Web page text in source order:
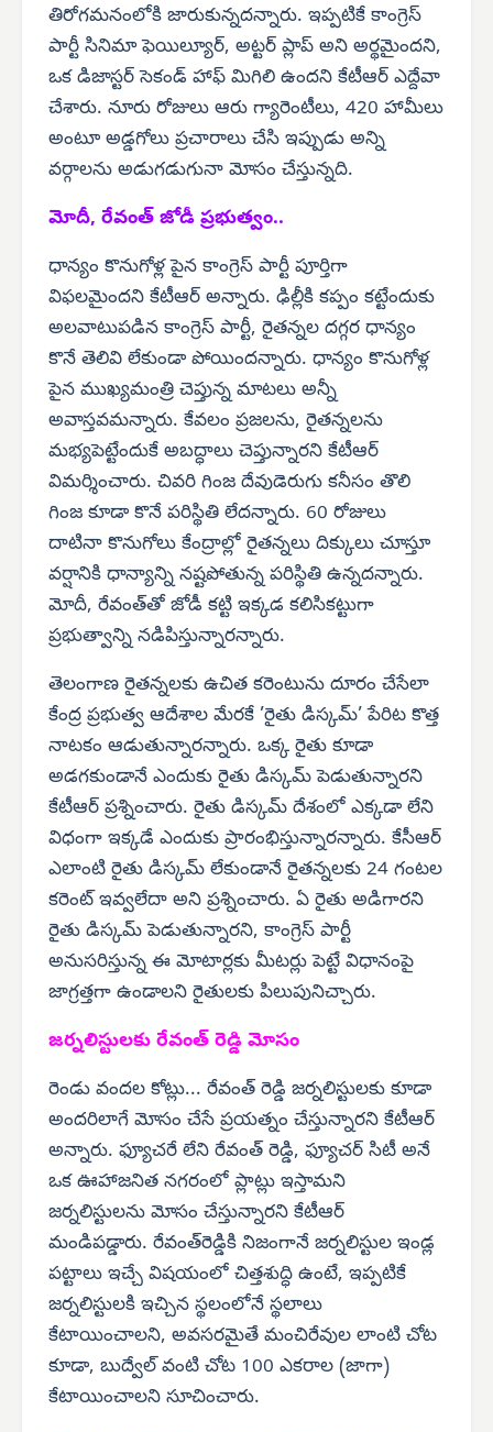
తిరోగమనంలోకి జారుకున్నదన్నారు. ఇప్పటికే కాంగ్రెస్
పార్టీ సినిమా ఫెయిల్యూర్, అట్టర్ ప్లాప్ అని అర్థమైందని,
ఒక డిజాస్టర్ సెకండ్ హాఫ్ మిగిలి ఉందని కేటీఆర్ ఎద్దేవా
చేశారు. నూరు రోజులు ఆరు గ్యారెంటీలు, 420 హామీలు
అంటూ అడ్డగోలు ప్రచారాలు చేసి ఇప్పుడు అన్ని
వర్గాలను అడుగడుగునా మోసం చేస్తున్నది.
మోదీ, రేవంత్ జోడీ ప్రభుత్వం..
ధాన్యం కొనుగోళ్ల పైన కాంగ్రెస్ పార్టీ పూర్తిగా
విఫలమైందని కేటీఆర్ అన్నారు. ఢిల్లీకి కప్పం కట్టేందుకు
అలవాటుపడిన కాంగ్రెస్ పార్టీ, రైతన్నల దగ్గర ధాన్యం
కొనే తెలివి లేకుండా పోయిందన్నారు. ధాన్యం కొనుగోళ్ల
పైన ముఖ్యమంత్రి చెప్తున్న మాటలు అన్నీ
అవాస్తవమన్నారు. కేవలం ప్రజలను, రైతన్నలను
మభ్యపెట్టేందుకే అబద్ధాలు చెప్తున్నారని కేటీఆర్
విమర్శించారు. చివరి గింజ దేవుడెరుగు కనీసం తొలి
గింజ కూడా కొనే పరిస్థితి లేదన్నారు. 60 రోజులు
దాటినా కొనుగోలు కేంద్రాల్లో రైతన్నలు దిక్కులు చూస్తూ
వర్షానికి ధాన్యాన్ని నష్టపోతున్న పరిస్థితి ఉన్నదన్నారు.
మోదీ, రేవంత్‌తో జోడీ కట్టి ఇక్కడ కలిసికట్టుగా
ప్రభుత్వాన్ని నడిపిస్తున్నారన్నారు.
తెలంగాణ రైతన్నలకు ఉచిత కరెంటును దూరం చేసేలా
కేంద్ర ప్రభుత్వ ఆదేశాల మేరకే ’రైతు డిస్కమ్’ పేరిట కొత్త
నాటకం ఆడుతున్నారన్నారు. ఒక్క రైతు కూడా
అడగకుండానే ఎందుకు రైతు డిస్కమ్ పెడుతున్నారని
కేటీఆర్ ప్రశ్నించారు. రైతు డిస్కమ్ దేశంలో ఎక్కడా లేని
విధంగా ఇక్కడే ఎందుకు ప్రారంభిస్తున్నారన్నారు. కేసీఆర్
ఎలాంటి రైతు డిస్కమ్ లేకుండానే రైతన్నలకు 24 గంటల
కరెంట్ ఇవ్వలేదా అని ప్రశ్నించారు. ఏ రైతు అడిగారని
రైతు డిస్కమ్ పెడుతున్నారని, కాంగ్రెస్ పార్టీ
అనుసరిస్తున్న ఈ మోటార్లకు మీటర్లు పెట్టే విధానంపై
జాగ్రత్తగా ఉండాలని రైతులకు పిలుపునిచ్చారు.
జర్నలిస్టులకు రేవంత్ రెడ్డి మోసం
రెండు వందల కోట్లు... రేవంత్ రెడ్డి జర్నలిస్టులకు కూడా
అందరిలాగే మోసం చేసే ప్రయత్నం చేస్తున్నారని కేటీఆర్
అన్నారు. ఫ్యూచరే లేని రేవంత్ రెడ్డి, ఫ్యూచర్ సిటీ అనే
ఒక ఊహాజనిత నగరంలో ప్లాట్లు ఇస్తామని
జర్నలిస్టులను మోసం చేస్తున్నారని కేటీఆర్
మండిపడ్డారు. రేవంత్‌రెడ్డికి నిజంగానే జర్నలిస్టుల ఇండ్ల
పట్టాలు ఇచ్చే విషయంలో చిత్తశుద్ధి ఉంటే, ఇప్పటికే
జర్నలిస్టులకి ఇచ్చిన స్థలంలోనే స్థలాలు
కేటాయించాలని, అవసరమైతే మంచిరేవుల లాంటి చోట
కూడా, బుద్వేల్ వంటి చోట 100 ఎకరాల (జాగా)
కేటాయించాలని సూచించారు.